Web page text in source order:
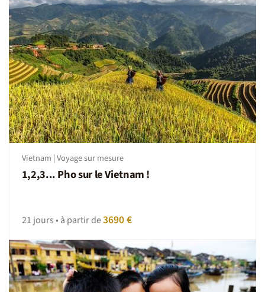
Vietnam | Voyage sur mesure
1,2,3... Pho sur le Vietnam !
21 jours • à partir de3690 €